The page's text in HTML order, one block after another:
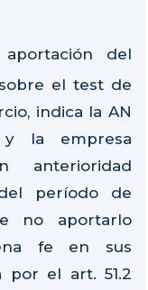
del
el test de
indica la AN
la empresa
anterioridad
período de
no aportarlo
fe en sus
por el art. 51.2